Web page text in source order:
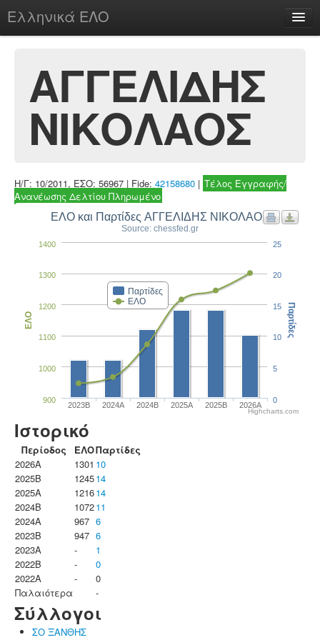
Ελληνικά ΕΛΟ
chesstu.be @ discord
Login
ΑΓΓΕΛΙΔΗΣ
ΝΙΚΟΛΑΟΣ
Η/Γ: 10/2011, ΕΣΟ: 56967 | Fide: 42158680 | Τέλος Εγγραφής/
Ανανέωσης Δελτίου Πληρωμένο
ΕΛΟ και Παρτίδες ΑΓΓΕΛΙΔΗΣ ΝΙΚΟΛΑΟΣ
Source: chessfed.gr
Παρτίδες
ΕΛΟ
2023B 2024A 2024B 2025A 2025B 2026A
900
1000
1100
1200
1300
1400
ΕΛΟ
0
5
10
15
20
25
Παρτίδες
Highcharts.com
Ιστορικό
Περίοδος ΕΛΟΠαρτίδες
2026A
1301 10
2025B
124514
2025A
121614
2024B
107211
2024A
967 6
2023B
947 6
2023Α
-
1
2022B
-
0
2022A
-
0
Παλαιότερα
-
Σύλλογοι
ΣΟ ΞΑΝΘΗΣ